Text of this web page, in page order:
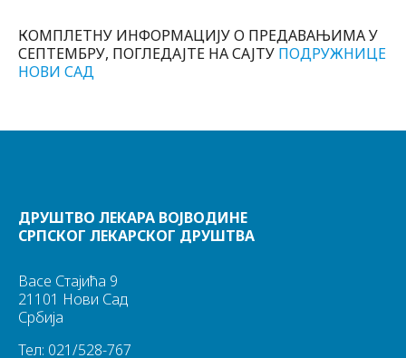
КОМПЛЕТНУ ИНФОРМАЦИЈУ О ПРЕДАВАЊИМА У
СЕПТЕМБРУ, ПОГЛЕДАЈТЕ НА САЈТУ ПОДРУЖНИЦЕ
НОВИ САД
ДРУШТВО ЛЕКАРА ВОЈВОДИНЕ
СРПСКОГ ЛЕКАРСКОГ ДРУШТВА
Васе Стајића 9
21101 Нови Сад
Србија
Тел: 021/528-767